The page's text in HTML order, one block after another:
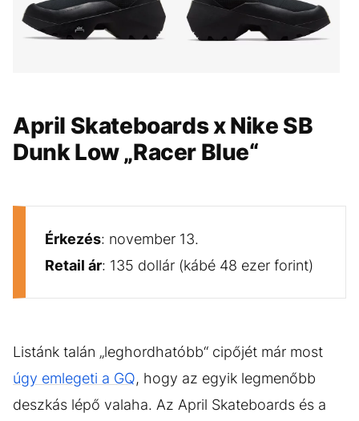
April Skateboards x Nike SB
Dunk Low „Racer Blue“
Érkezés: november 13.
Retail ár: 135 dollár (kábé 48 ezer forint)
Listánk talán „leghordhatóbb“ cipőjét már most
úgy emlegeti a GQ, hogy az egyik legmenőbb
deszkás lépő valaha. Az April Skateboards és a